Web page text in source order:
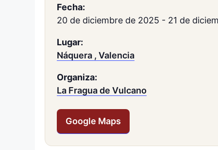
Fecha:
20 de diciembre de 2025 - 21 de
Lugar:
Náquera , Valencia
Organiza:
La Fragua de Vulcano
Google Maps